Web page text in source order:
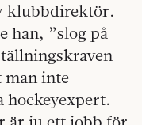
klubbdirektör.
han, ”slog på
man inte
hockeyexpert.